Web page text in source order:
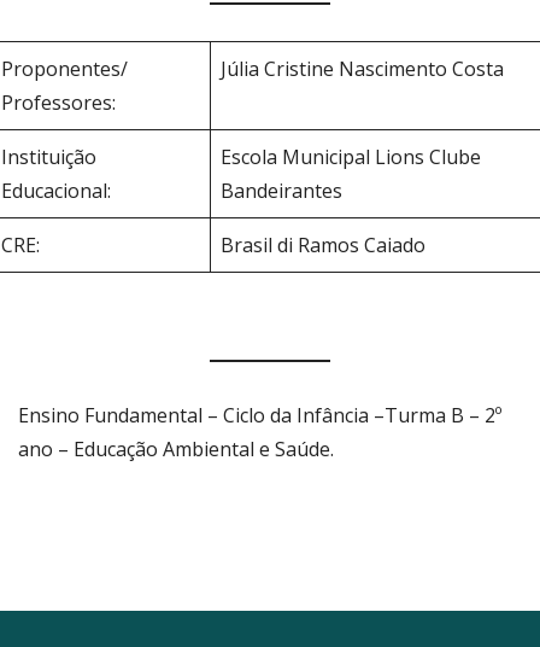
Proponentes/
Professores:
Júlia Cristine Nascimento Costa
Instituição
Educacional:
Escola Municipal Lions Clube
Bandeirantes
CRE: Brasil di Ramos Caiado
Ensino Fundamental – Ciclo da Infância –Turma B – 2º
ano – Educação Ambiental e Saúde.